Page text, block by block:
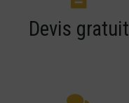
Devis gratuit